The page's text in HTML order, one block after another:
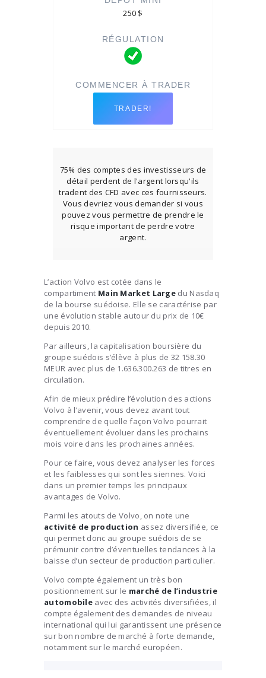
250 $
TRADER!
75% des comptes des investisseurs de
détail perdent de l'argent lorsqu'ils
tradent des CFD avec ces fournisseurs.
Vous devriez vous demander si vous
pouvez vous permettre de prendre le
risque important de perdre votre
argent.
L’action Volvo est cotée dans le
compartiment Main Market Large du Nasdaq
de la bourse suédoise. Elle se caractérise par
une évolution stable autour du prix de 10€
depuis 2010.
Par ailleurs, la capitalisation boursière du
groupe suédois s’élève à plus de 32 158.30
MEUR avec plus de 1.636.300.263 de titres en
circulation.
Afin de mieux prédire l’évolution des actions
Volvo à l’avenir, vous devez avant tout
comprendre de quelle façon Volvo pourrait
éventuellement évoluer dans les prochains
mois voire dans les prochaines années.
Pour ce faire, vous devez analyser les forces
et les faiblesses qui sont les siennes. Voici
dans un premier temps les principaux
avantages de Volvo.
Parmi les atouts de Volvo, on note une
activité de production assez diversifiée, ce
qui permet donc au groupe suédois de se
prémunir contre d’éventuelles tendances à la
baisse d’un secteur de production particulier.
Volvo compte également un très bon
positionnement sur le marché de l’industrie
automobile avec des activités diversifiées, il
compte également des demandes de niveau
international qui lui garantissent une présence
sur bon nombre de marché à forte demande,
notamment sur le marché européen.